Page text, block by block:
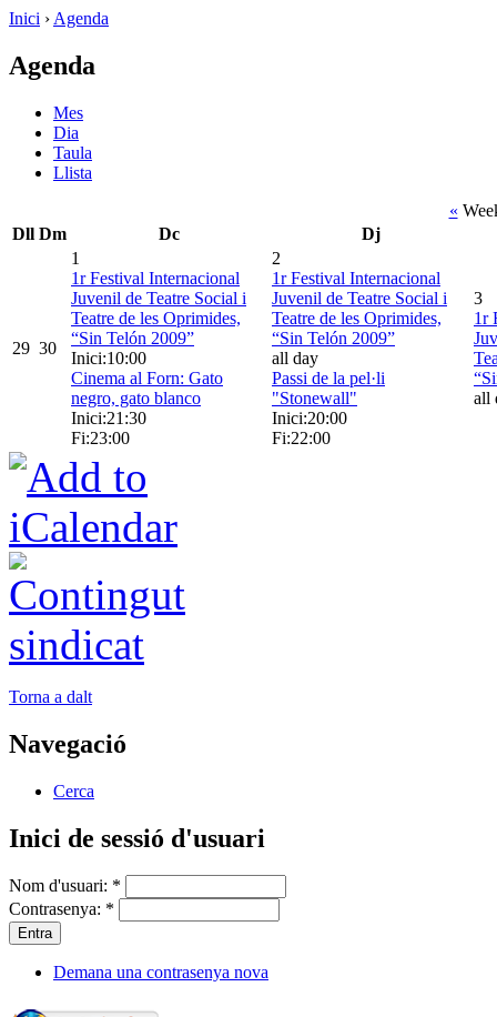
Inici › Agenda
Agenda
Mes
Dia
Taula
Llista
«
Dll Dm Dc Dj
29 30
1
1r Festival Internacional
Juvenil de Teatre Social i
Teatre de les Oprimides,
“Sin Telón 2009”
Inici:10:00
Cinema al Forn: Gato
negro, gato blanco
Inici:21:30
Fi:23:00
2
1r Festival Internacional
Juvenil de Teatre Social i
Teatre de les Oprimides,
“Sin Telón 2009”
all day
Passi de la pel·li
"Stonewall"
Inici:20:00
Fi:22:00
3
1r
all
Torna a dalt
Navegació
Cerca
Inici de sessió d'usuari
Nom d'usuari: *
Contrasenya: *
Demana una contrasenya nova